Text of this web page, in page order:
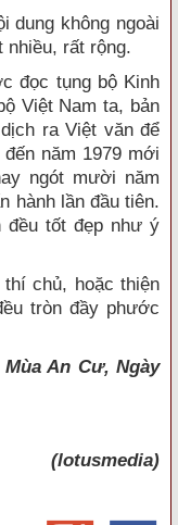
dung không ngoài
nhiều, rất rộng.
đọc tụng bộ Kinh
Việt Nam ta, bản
ra Việt văn để
năm 1979 mới
ngót mười năm
hành lần đầu tiên.
đều tốt đẹp như ý
chủ, hoặc thiện
tròn đầy phước
An Cư, Ngày
(lotusmedia)